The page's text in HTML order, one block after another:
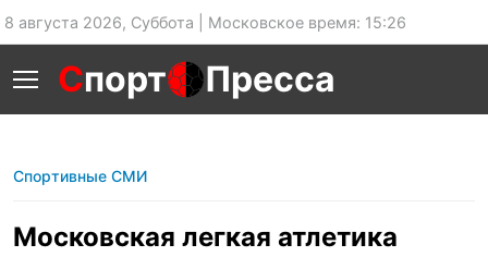
8 августа 2026, Суббота | Московское время: 15:26
Спорт Пресса
Спортивные СМИ
Московская легкая атлетика